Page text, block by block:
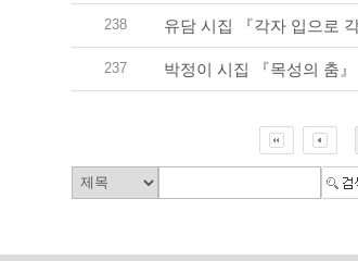
238 유담 시집 『각자 입으로
237 박정이 시집 『목성의 춤』